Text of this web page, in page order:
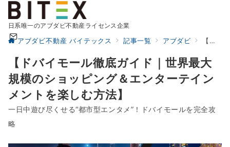
日系唯一のアブダビ不動産ライセンス企業
アブダビ不動産 バイテックス 記事一覧 アブダビ 【ドバイモール徹底ガイド｜世界最大規模のショッピング＆エンターテインメントを楽しむ方法】
【ドバイモール徹底ガイド｜世界最大
規模のショッピング＆エンターテイン
メントを楽しむ方法】
一日中遊び尽くせる“都市型エンタメ”！ドバイモールを完全攻
略